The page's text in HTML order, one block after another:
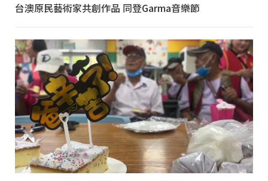
台澳原民藝術家共創作品 同登Garma音樂節